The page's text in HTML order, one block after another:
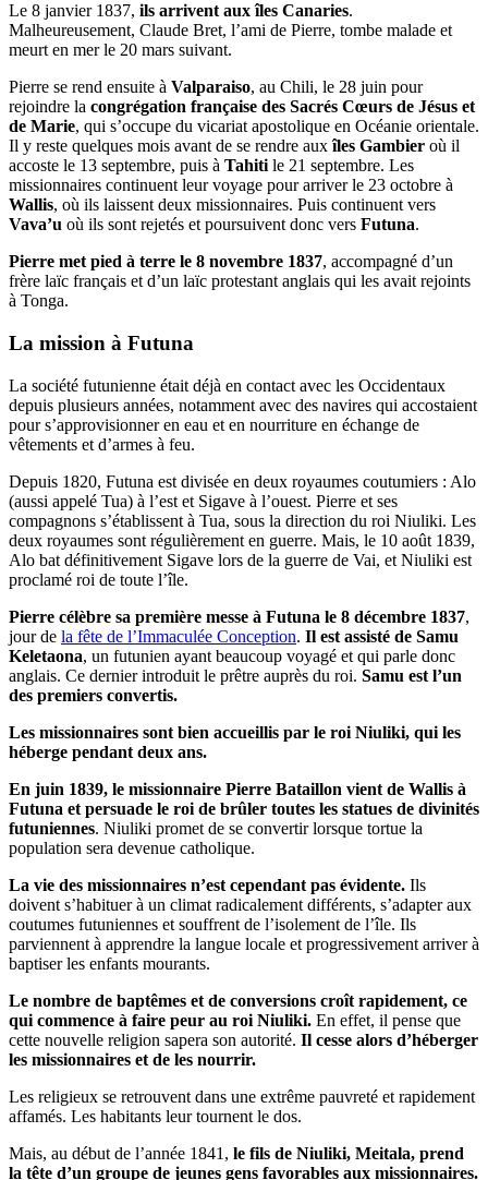
Le 8 janvier 1837, ils arrivent aux îles Canaries.
Malheureusement, Claude Bret, l’ami de Pierre, tombe malade et
meurt en mer le 20 mars suivant.
Pierre se rend ensuite à Valparaiso, au Chili, le 28 juin pour
rejoindre la congrégation française des Sacrés Cœurs de Jésus et
de Marie, qui s’occupe du vicariat apostolique en Océanie orientale.
Il y reste quelques mois avant de se rendre auxîles Gambier où il
accoste le 13 septembre, puis à Tahiti le 21 septembre. Les
missionnaires continuent leur voyage pour arriver le 23 octobre à
Wallis, où ils laissent deux missionnaires. Puis continuent vers
Vava’u où ils sont rejetés et poursuivent donc vers Futuna.
Pierre met pied à terre le 8 novembre 1837, accompagné d’un
frère laïc français et d’un laïc protestant anglais qui les avait rejoints
à Tonga.
La mission à Futuna
La société futunienne était déjà en contact avec les Occidentaux
depuis plusieurs années, notamment avec des navires qui accostaient
pour s’approvisionner en eau et en nourriture en échange de
vêtements et d’armes à feu.
Depuis 1820, Futuna est divisée en deux royaumes coutumiers : Alo
(aussi appelé Tua) à l’est et Sigave à l’ouest. Pierre et ses
compagnons s’établissent à Tua, sous la direction du roi Niuliki. Les
deux royaumes sont régulièrement en guerre. Mais, le 10 août 1839,
Alo bat définitivement Sigave lors de la guerre de Vai, et Niuliki est
proclamé roi de toute l’île.
Pierre célèbre sa première messe à Futuna le 8 décembre 1837,
jour de la fête de l’Immaculée Conception. Il est assisté de Samu
Keletaona, un futunien ayant beaucoup voyagé et qui parle donc
anglais. Ce dernier introduit le prêtre auprès du roi. Samu est l’un
des premiers convertis.
Les missionnaires sont bien accueillis par le roi Niuliki, qui les
héberge pendant deux ans.
En juin 1839, le missionnaire Pierre Bataillon vient de Wallis à
Futuna et persuade le roi de brûler toutes les statues de divinités
futuniennes. Niuliki promet de se convertir lorsque tortue la
population sera devenue catholique.
La vie des missionnaires n’est cependant pas évidente. Ils
doivent s’habituer à un climat radicalement différents, s’adapter aux
coutumes futuniennes et souffrent de l’isolement de l’île. Ils
parviennent à apprendre la langue locale et progressivement arriver à
baptiser les enfants mourants.
Le nombre de baptêmes et de conversions croît rapidement, ce
qui commence à faire peur au roi Niuliki. En effet, il pense que
cette nouvelle religion sapera son autorité. Il cesse alors d’héberger
les missionnaires et de les nourrir.
Les religieux se retrouvent dans une extrême pauvreté et rapidement
affamés. Les habitants leur tournent le dos.
Mais, au début de l’année 1841, le fils de Niuliki, Meitala, prend
la tête d’un groupe de jeunes gens favorables aux missionnaires.